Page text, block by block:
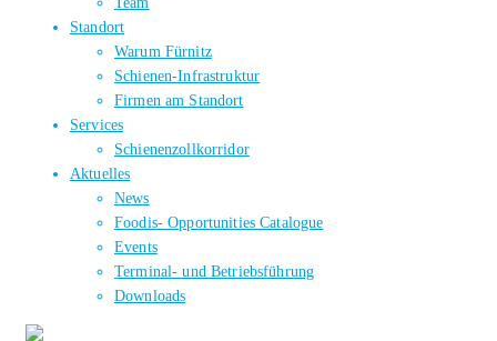
Standort
Warum Fürnitz
Schienen-Infrastruktur
Firmen am Standort
Services
Schienenzollkorridor
Aktuelles
News
Foodis- Opportunities Catalogue
Events
Terminal- und Betriebsführung
Downloads